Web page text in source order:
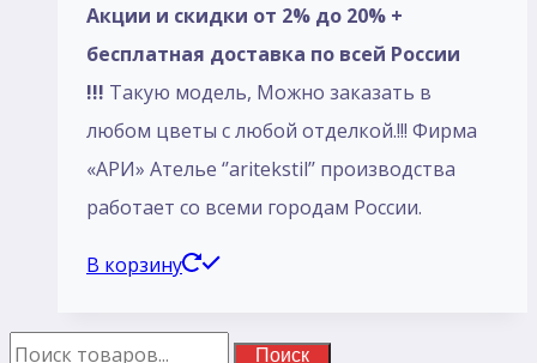
Акции и скидки от 2% до 20% +
бесплатная доставка по всей России
!!! Такую модель, Mожно заказать в
любом цветы с любой отделкой.!!! Фирма
«АРИ» Ателье ‘’aritekstil’’ производства
работает со всеми городам России.
В корзину
Поиск